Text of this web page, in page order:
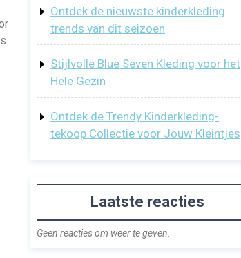
Ontdek de nieuwste kinderkleding
trends van dit seizoen
Stijlvolle Blue Seven Kleding voor het
Hele Gezin
Ontdek de Trendy Kinderkleding-
tekoop Collectie voor Jouw Kleintjes
Laatste reacties
Geen reacties om weer te geven.